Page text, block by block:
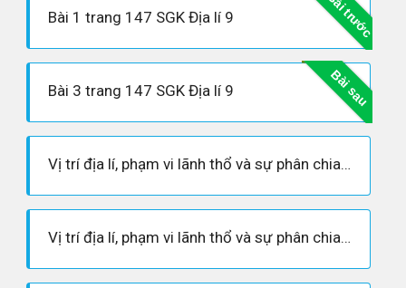
Bài trước
Bài 1 trang 147 SGK Địa lí 9
Bài sau
Bài 3 trang 147 SGK Địa lí 9
Vị trí địa lí, phạm vi lãnh thổ và sự phân chia hành chính
Vị trí địa lí, phạm vi lãnh thổ và sự phân chia hành chính